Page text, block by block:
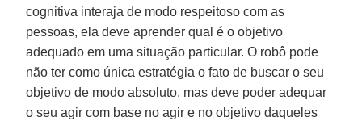
cognitiva interaja de modo respeitoso com as
pessoas, ela deve aprender qual é o objetivo
adequado em uma situação particular. O robô pode
não ter como única estratégia o fato de buscar o seu
objetivo de modo absoluto, mas deve poder adequar
o seu agir com base no agir e no objetivo daqueles